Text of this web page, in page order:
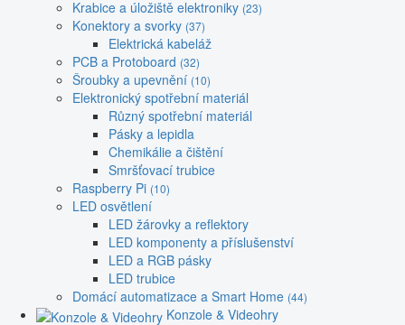
Krabice a úložiště elektroniky (23)
Konektory a svorky (37)
Elektrická kabeláž
PCB a Protoboard (32)
Šroubky a upevnění (10)
Elektronický spotřební materiál
Různý spotřební materiál
Pásky a lepidla
Chemikálie a čištění
Smršťovací trubice
Raspberry Pi (10)
LED osvětlení
LED žárovky a reflektory
LED komponenty a příslušenství
LED a RGB pásky
LED trubice
Domácí automatizace a Smart Home (44)
Konzole & Videohry